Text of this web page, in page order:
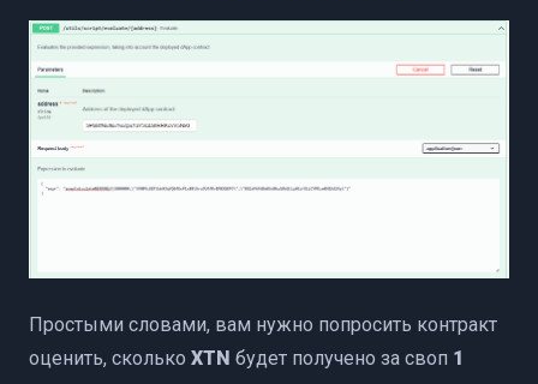
Простыми словами, вам нужно попросить контракт
оценить, сколько XTN будет получено за своп 1